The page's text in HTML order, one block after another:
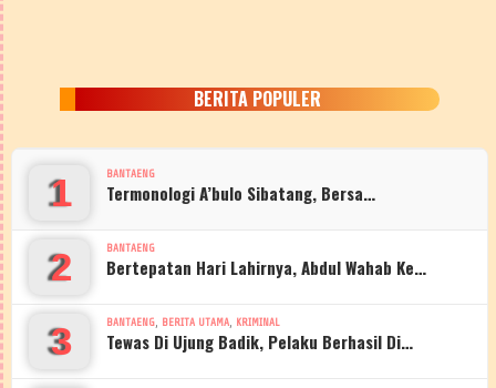
BERITA POPULER
1 BANTAENG
Termonologi A’bulo Sibatang, Bersa…
2 BANTAENG
Bertepatan Hari Lahirnya, Abdul Wahab Ke…
3 BANTAENG, BERITA UTAMA, KRIMINAL
Tewas Di Ujung Badik, Pelaku Berhasil Di…